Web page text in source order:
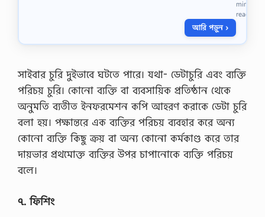
ধ্য
মি
কে
৯
এ্
যা
ই
min
read
আরি পড়ুন ›
সাইবার চুরি দুইভাবে ঘটতে পারে। যথা- ডেটাচুরি এবং ব্যক্তি
পরিচয় চুরি। কোনো ব্যক্তি বা ব্যবসায়িক প্রতিষ্ঠান থেকে
অনুমতি ব্যতীত ইনফরমেশন কপি আহরণ করাকে ডেটা চুরি
বলা হয়। পক্ষান্তরে এক ব্যক্তির পরিচয় ব্যবহার করে অন্য
কোনো ব্যক্তি কিছু ক্রয় বা অন্য কোনো কর্মকাণ্ড করে তার
দায়ভার প্রথমোক্ত ব্যক্তির উপর চাপানোকে ব্যক্তি পরিচয়
বলে।
৭. ফিশিং